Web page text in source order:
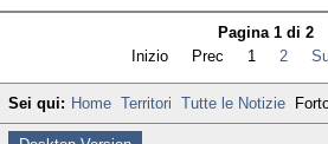
Pagina 1 di 2
Inizio
Prec 1 2
Sei qui: Home Territori Tutte le Notizie